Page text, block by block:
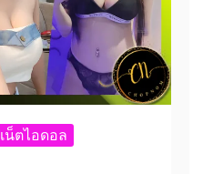
เน็ตไอดอล